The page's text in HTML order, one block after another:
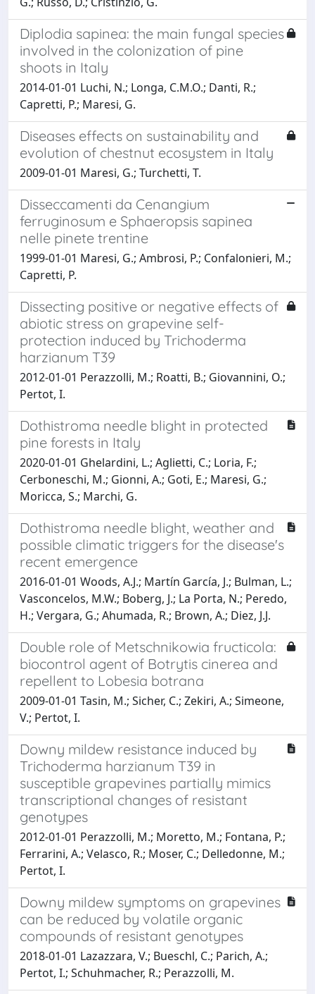
Diplodia sapinea: the main fungal species
involved in the colonization of pine
shoots in Italy
2014-01-01 Luchi, N.; Longa, C.M.O.; Danti, R.;
Capretti, P.; Maresi, G.
Diseases effects on sustainability and
evolution of chestnut ecosystem in Italy
2009-01-01 Maresi, G.; Turchetti, T.
Disseccamenti da Cenangium
ferruginosum e Sphaeropsis sapinea
nelle pinete trentine
1999-01-01 Maresi, G.; Ambrosi, P.; Confalonieri, M.;
Capretti, P.
Dissecting positive or negative effects of
abiotic stress on grapevine self-
protection induced by Trichoderma
harzianum T39
2012-01-01 Perazzolli, M.; Roatti, B.; Giovannini, O.;
Pertot, I.
Dothistroma needle blight in protected
pine forests in Italy
2020-01-01 Ghelardini, L.; Aglietti, C.; Loria, F.;
Cerboneschi, M.; Gionni, A.; Goti, E.; Maresi, G.;
Moricca, S.; Marchi, G.
Dothistroma needle blight, weather and
possible climatic triggers for the disease's
recent emergence
2016-01-01 Woods, A.J.; Martín García, J.; Bulman, L.;
Vasconcelos, M.W.; Boberg, J.; La Porta, N.; Peredo,
H.; Vergara, G.; Ahumada, R.; Brown, A.; Diez, J.J.
Double role of Metschnikowia fructicola:
biocontrol agent of Botrytis cinerea and
repellent to Lobesia botrana
2009-01-01 Tasin, M.; Sicher, C.; Zekiri, A.; Simeone,
V.; Pertot, I.
Downy mildew resistance induced by
Trichoderma harzianum T39 in
susceptible grapevines partially mimics
transcriptional changes of resistant
genotypes
2012-01-01 Perazzolli, M.; Moretto, M.; Fontana, P.;
Ferrarini, A.; Velasco, R.; Moser, C.; Delledonne, M.;
Pertot, I.
Downy mildew symptoms on grapevines
can be reduced by volatile organic
compounds of resistant genotypes
2018-01-01 Lazazzara, V.; Bueschl, C.; Parich, A.;
Pertot, I.; Schuhmacher, R.; Perazzolli, M.